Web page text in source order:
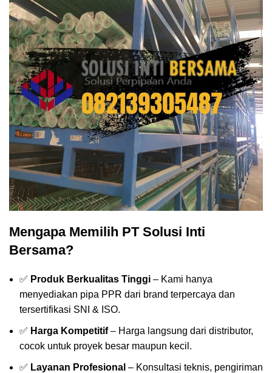
Mengapa Memilih PT Solusi Inti
Bersama?
✅ Produk Berkualitas Tinggi – Kami hanya
menyediakan pipa PPR dari brand terpercaya dan
tersertifikasi SNI & ISO.
✅ Harga Kompetitif– Harga langsung dari distributor,
cocok untuk proyek besar maupun kecil.
✅ Layanan Profesional – Konsultasi teknis, pengiriman